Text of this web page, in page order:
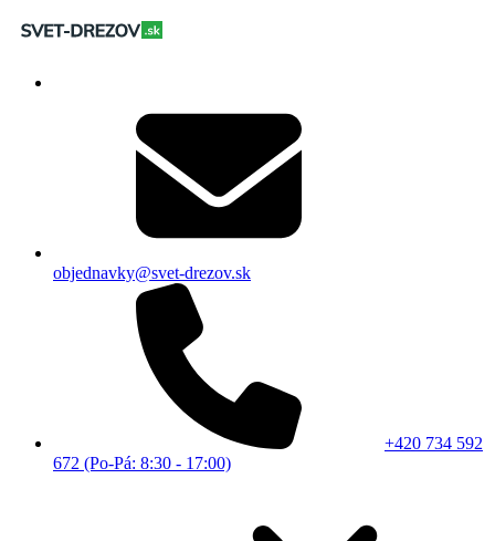
objednavky@svet-drezov.sk
+420 734 592
672 (Po-Pá: 8:30 - 17:00)